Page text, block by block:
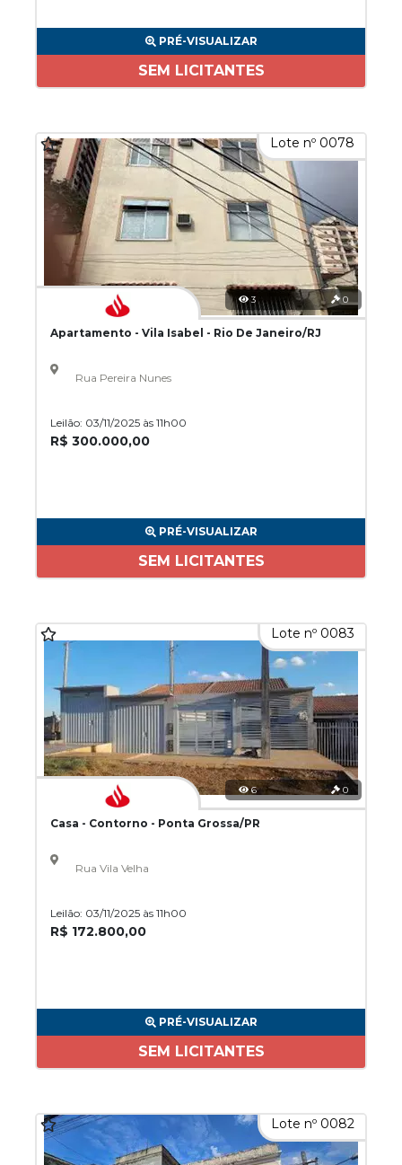
PRÉ-VISUALIZAR
SEM LICITANTES
Lote nº 0078
3 0
Apartamento - Vila Isabel - Rio De Janeiro/RJ
Rua Pereira Nunes
Leilão: 03/11/2025 às 11h00
R$ 300.000,00
PRÉ-VISUALIZAR
SEM LICITANTES
Lote nº 0083
6 0
Casa - Contorno - Ponta Grossa/PR
Rua Vila Velha
Leilão: 03/11/2025 às 11h00
R$ 172.800,00
PRÉ-VISUALIZAR
SEM LICITANTES
Lote nº 0082